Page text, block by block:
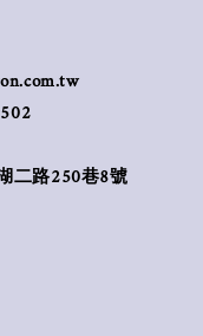
二路250巷8號